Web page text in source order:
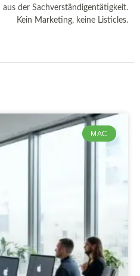
der Sachverständigentätigkeit.
Kein Marketing, keine Listicles.
MAC